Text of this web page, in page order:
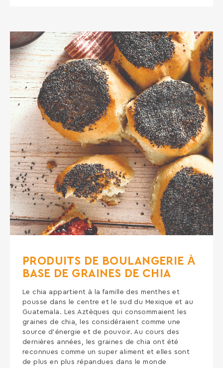
PRODUITS DE BOULANGERIE À
BASE DE GRAINES DE CHIA
Le chia appartient à la famille des menthes et
pousse dans le centre et le sud du Mexique et au
Guatemala. Les Aztèques qui consommaient les
graines de chia, les considéraient comme une
source d’énergie et de pouvoir. Au cours des
dernières années, les graines de chia ont été
reconnues comme un super aliment et elles sont
de plus en plus répandues dans le monde